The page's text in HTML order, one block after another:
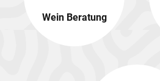
Wein Beratung